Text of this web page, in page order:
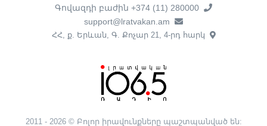
Գովազդի բաժին +374 (11) 280000
support@lratvakan.am
ՀՀ, ք. Երևան, Գ. Քոչար 21, 4-րդ հարկ
2011 - 2026 © Բոլոր իրավունքները պաշտպանված են: